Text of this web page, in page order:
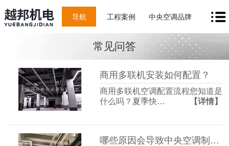
导航 工程案例 中央空调品牌
常见问答
商用多联机安装如何配置？
商用多联机空调配置流程您知道是
什么吗？夏季快…
【详情】
哪些原因会导致中央空调制冷出现问题？